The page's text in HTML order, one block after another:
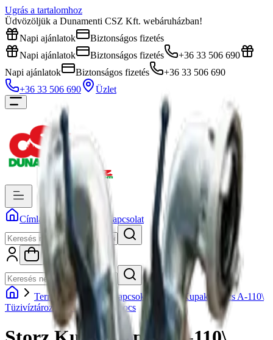
Ugrás a tartalomhoz
Üdvözöljük a Dunamenti CSZ Kft. webáruházban!
Napi ajánlatok
Biztonságos fizetés
Napi ajánlatok
Biztonságos fizetés
+36 33 506 690
Napi ajánlatok
Biztonságos fizetés
+36 33 506 690
+36 33 506 690
Üzlet
Címlap Kapcsolat
Termékek Kupakkapcsok
Storz Kupakkapocs A-110\
Tüzivíztározóhoz\ Tűzoltó kapocs